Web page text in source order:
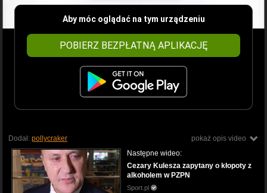
Aby móc oglądać na tym urządzeniu
POBIERZ BEZPŁATNĄ APLIKACJĘ
pokaż opis video
Dodał: pollycraker
Następne wideo:
Cezary Kulesza zapytany o kłopoty z
alkoholem w PZPN
Sport.pl